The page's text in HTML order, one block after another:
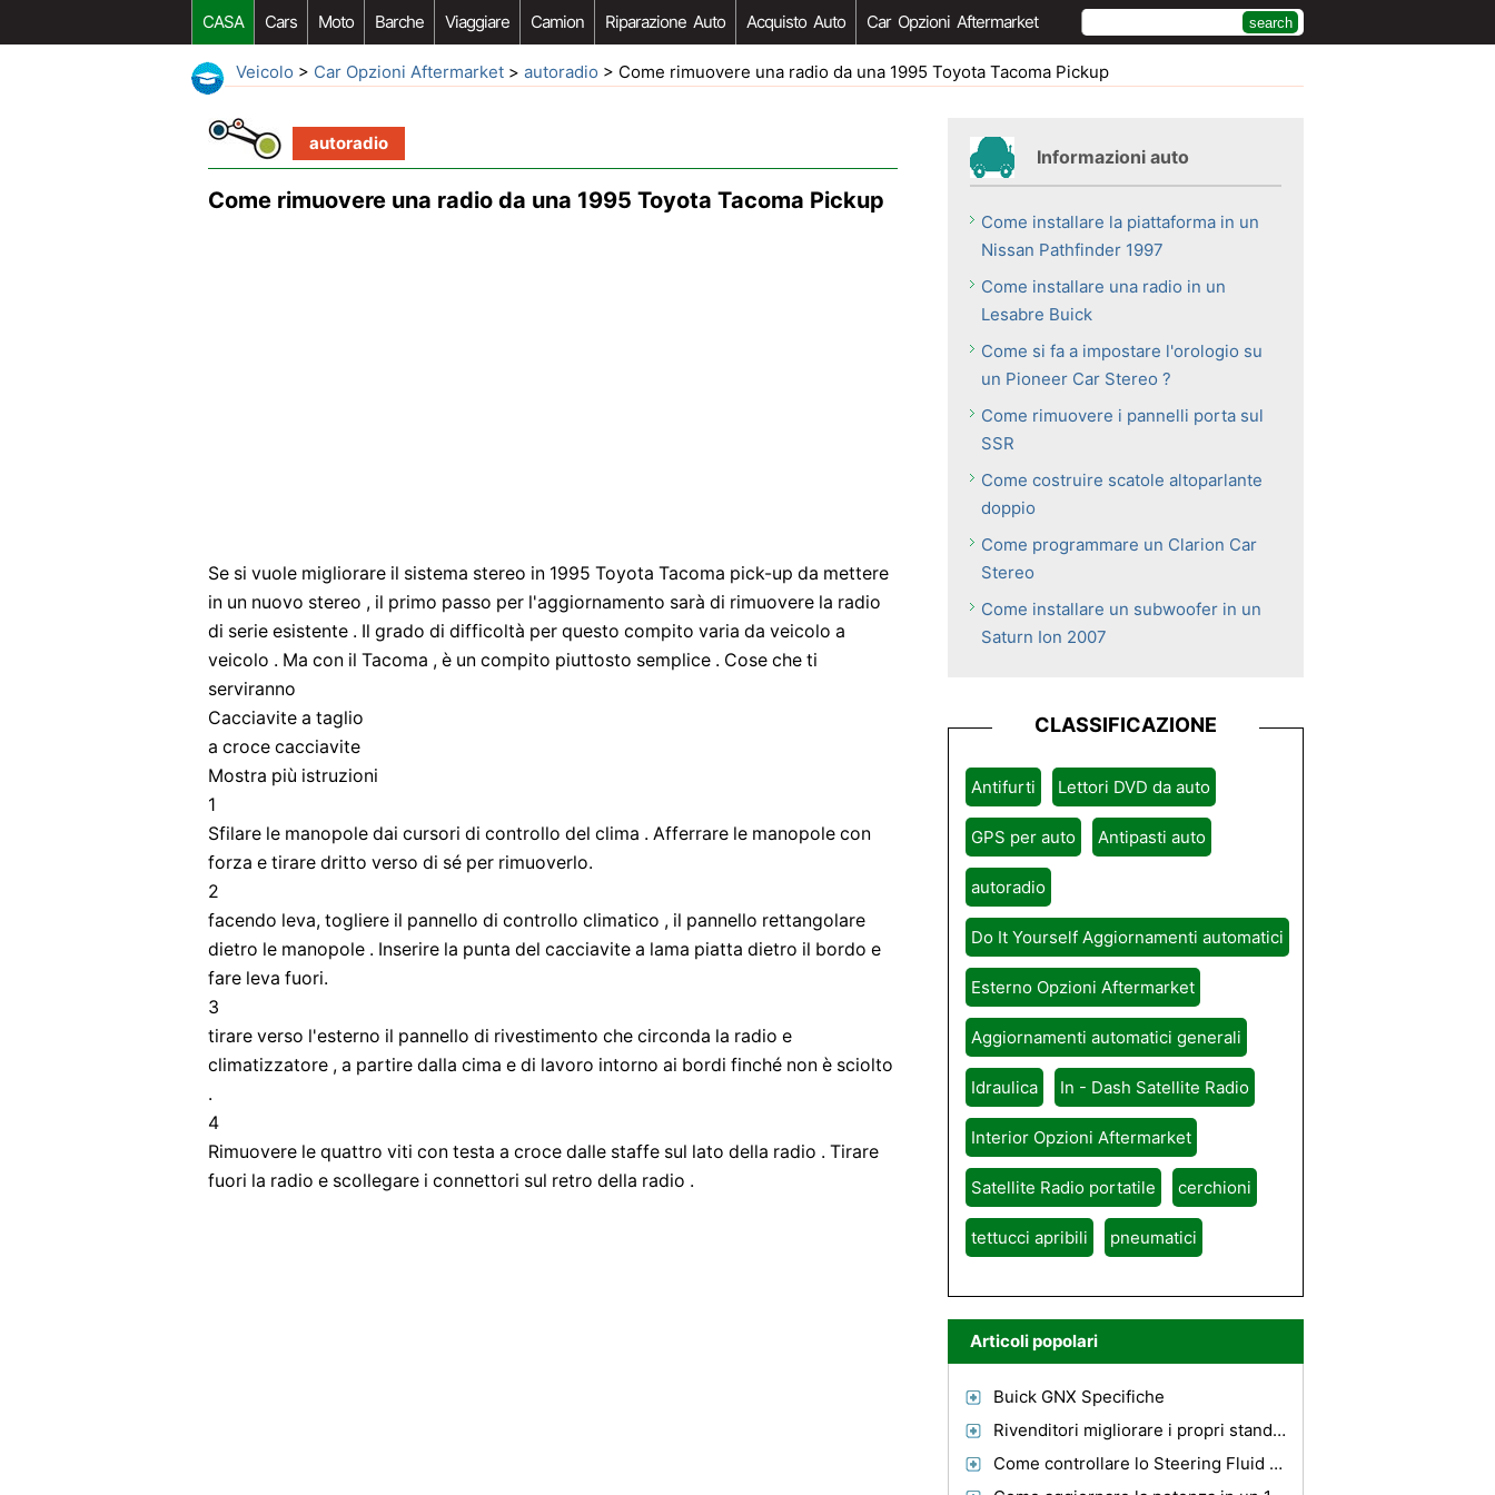
CASA Cars Moto Barche Viaggiare Camion Riparazione Auto Acquisto Auto Car Opzioni Aftermarket
Veicolo > Car Opzioni Aftermarket > autoradio > Come rimuovere una radio da una 1995 Toyota Tacoma Pickup
autoradio
Come rimuovere una radio da una 1995 Toyota Tacoma Pickup
Se si vuole migliorare il sistema stereo in 1995 Toyota Tacoma pick-up da mettere
in un nuovo stereo , il primo passo per l'aggiornamento sarà di rimuovere la radio
di serie esistente . Il grado di difficoltà per questo compito varia da veicolo a
veicolo . Ma con il Tacoma , è un compito piuttosto semplice . Cose che ti
serviranno
Cacciavite a taglio
a croce cacciavite
Mostra più istruzioni
1
Sfilare le manopole dai cursori di controllo del clima . Afferrare le manopole con
forza e tirare dritto verso di sé per rimuoverlo.
2
facendo leva, togliere il pannello di controllo climatico , il pannello rettangolare
dietro le manopole . Inserire la punta del cacciavite a lama piatta dietro il bordo e
fare leva fuori.
3
tirare verso l'esterno il pannello di rivestimento che circonda la radio e
climatizzatore , a partire dalla cima e di lavoro intorno ai bordi finché non è sciolto
.
4
Rimuovere le quattro viti con testa a croce dalle staffe sul lato della radio . Tirare
fuori la radio e scollegare i connettori sul retro della radio .
Informazioni auto
Come installare la piattaforma in un
Nissan Pathfinder 1997
Come installare una radio in un
Lesabre Buick
Come si fa a impostare l'orologio su
un Pioneer Car Stereo ?
Come rimuovere i pannelli porta sul
SSR
Come costruire scatole altoparlante
doppio
Come programmare un Clarion Car
Stereo
Come installare un subwoofer in un
Saturn Ion 2007
CLASSIFICAZIONE
Antifurti Lettori DVD da auto
GPS per auto Antipasti auto
autoradio
Do It Yourself Aggiornamenti automatici
Esterno Opzioni Aftermarket
Aggiornamenti automatici generali
Idraulica In - Dash Satellite Radio
Interior Opzioni Aftermarket
Satellite Radio portatile cerchioni
tettucci apribili pneumatici
Articoli popolari
Buick GNX Specifiche
Rivenditori migliorare i propri standard ambientali
Come controllare lo Steering Fluid Power su una Jeep Grand Cherokee